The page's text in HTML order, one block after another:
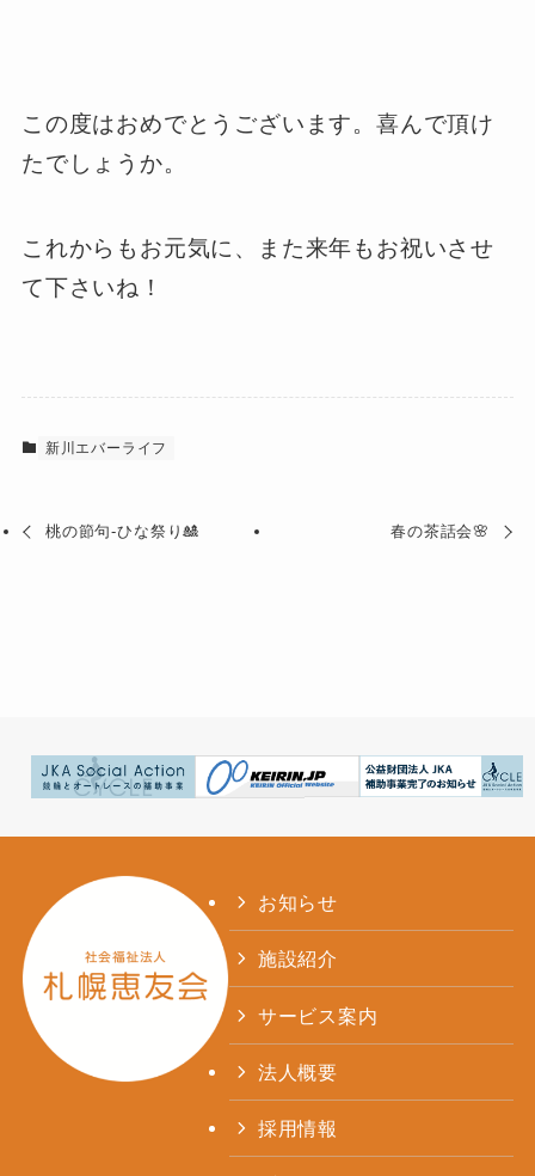
この度はおめでとうございます。喜んで頂け
たでしょうか。
これからもお元気に、また来年もお祝いさせ
て下さいね！
新川エバーライフ
桃の節句‐ひな祭り🎎 春の茶話会🌸
お知らせ
施設紹介
サービス案内
法人概要
採用情報